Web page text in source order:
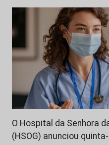
O Hospital da Senhora
(HSOG) anunciou